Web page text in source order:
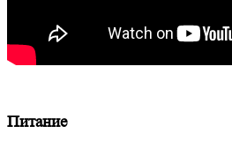
Питание